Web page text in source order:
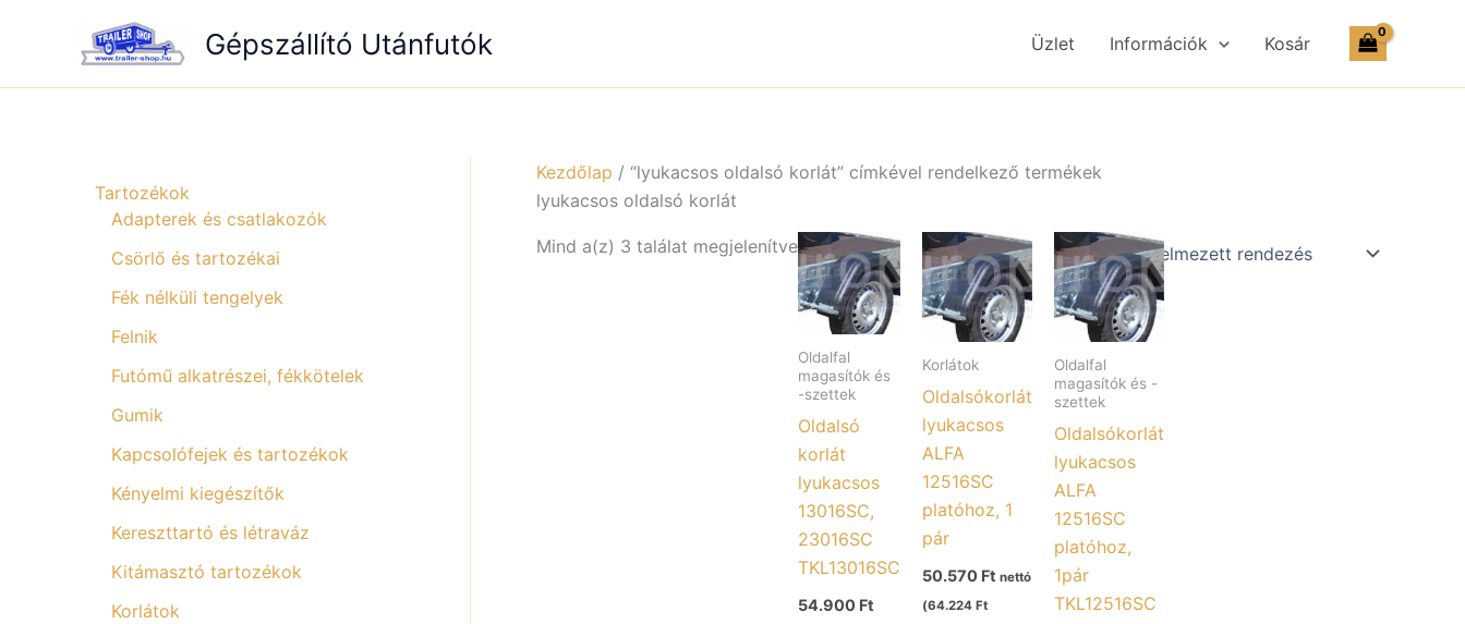
Gépszállító Utánfutók Üzlet Információk Kosár
Tartozékok
Adapterek és csatlakozók
Csörlő és tartozékai
Fék nélküli tengelyek
Felnik
Futómű alkatrészei, fékkötelek
Gumik
Kapcsolófejek és tartozékok
Kényelmi kiegészítők
Kereszttartó és létraváz
Kitámasztó tartozékok
Korlátok
Kezdőlap / “lyukacsos oldalsó korlát” címkével rendelkező termékek
lyukacsos oldalsó korlát
Mind a(z) 3 találat megjelenítve
Oldalfal
magasítók és
-szettek
Oldalsó
korlát
lyukacsos
13016SC,
23016SC
TKL13016SC
54.900 Ft
Korlátok
Oldalsókorlát
lyukacsos
ALFA
12516SC
platóhoz, 1
pár
50.570 Ft nettó
(64.224 Ft
Oldalfal
magasítók és -
szettek
Oldalsókorlát
lyukacsos
ALFA
12516SC
platóhoz,
1pár
TKL12516SC